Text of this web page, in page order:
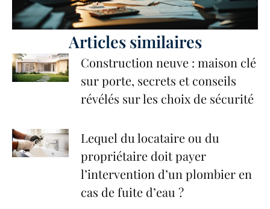
Articles similaires
Construction neuve : maison clé
sur porte, secrets et conseils
révélés sur les choix de sécurité
Lequel du locataire ou du
propriétaire doit payer
l’intervention d’un plombier en
cas de fuite d’eau ?